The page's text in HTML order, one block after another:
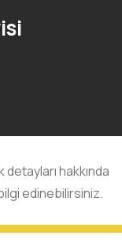
detayları hakkında
edinebilirsiniz.